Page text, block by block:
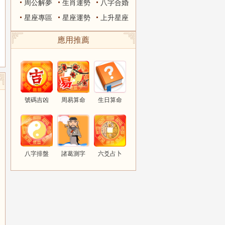
周公解夢 生肖運勢
八字合婚
星座專區
星座運勢 上升星座
應用推薦
號碼吉凶 周易算命 生日算命
八字排盤 諸葛測字 六爻占卜